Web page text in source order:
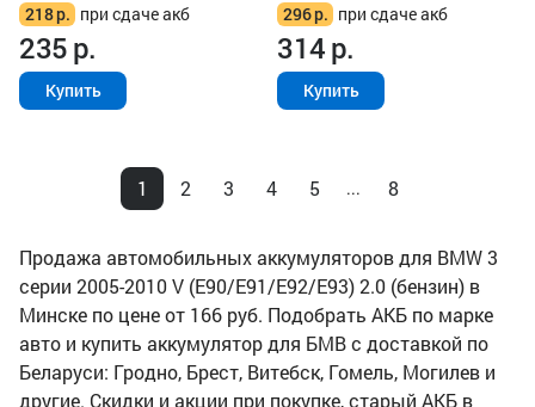
218р. при сдаче акб
235р.
Купить
296р. при сдаче акб
314р.
Купить
1 2 3 4 5 ... 8
Продажа автомобильных аккумуляторов для BMW 3
серии 2005-2010 V (E90/E91/E92/E93) 2.0 (бензин) в
Минске по цене от 166 руб. Подобрать АКБ по марке
авто и купить аккумулятор для БМВ с доставкой по
Беларуси: Гродно, Брест, Витебск, Гомель, Могилев и
другие. Скидки и акции при покупке, старый АКБ в